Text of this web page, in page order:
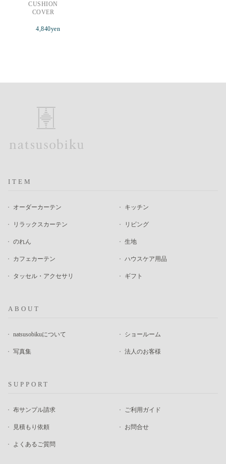
CUSHION
COVER
4,840yen
ITEM
オーダーカーテン
リラックスカーテン
のれん
カフェカーテン
タッセル・アクセサリ
キッチン
リビング
生地
ハウスケア用品
ギフト
ABOUT
natsusobikuについて
写真集
ショールーム
法人のお客様
SUPPORT
布サンプル請求
見積もり依頼
よくあるご質問
ご利用ガイド
お問合せ